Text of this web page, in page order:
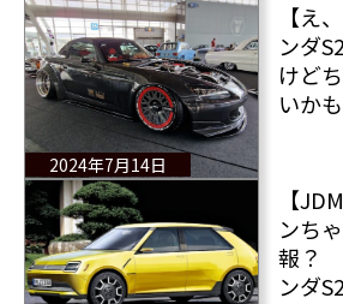
2024年7月14日
【え
ンダ
けど
いか
【
ンち
報？
ンダ